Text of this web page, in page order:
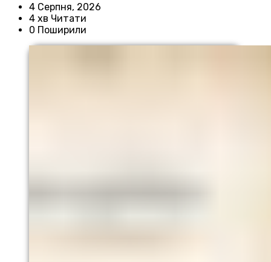
4 Серпня, 2026
4 хв Читати
0 Поширили